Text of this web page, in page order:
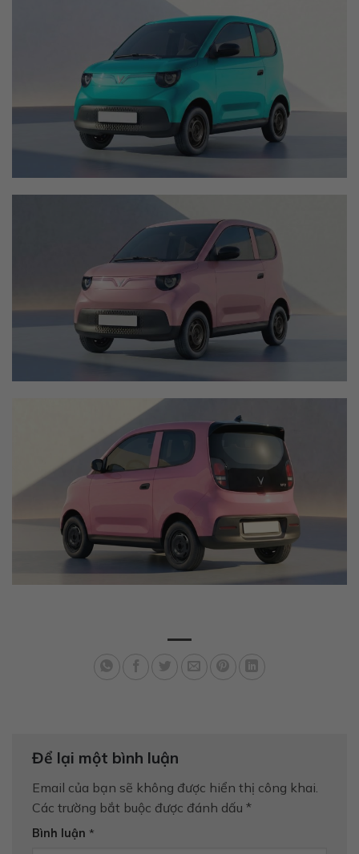
Để lại một bình luận
Email của bạn sẽ không được hiển thị công khai.
Các trường bắt buộc được đánh dấu *
Bình luận *